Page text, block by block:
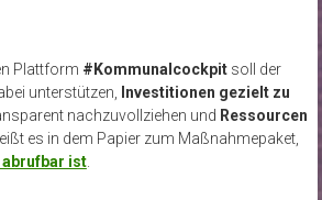
Plattform #Kommunalcockpitsoll der
unterstützen,
Investitionen gezielt zu
nachzuvollziehen und Ressourcen
es in dem Papier zum Maßnahmepaket,
ist.